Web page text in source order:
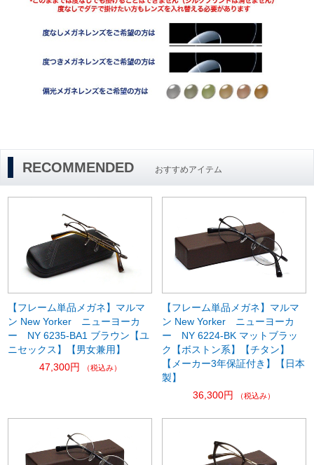
RECOMMENDED おすすめアイテム
【フレーム単品メガネ】マルマ
ン New Yorker ニューヨーカ
ー NY 6235-BA1 ブラウン【ユ
ニセックス】【男女兼用】
47,300円
（税込み）
【フレーム単品メガネ】マルマ
ン New Yorker ニューヨーカ
ー NY 6224-BK マットブラッ
ク【ボストン系】【チタン】
【メーカー3年保証付き】【日本
製】
36,300円
（税込み）